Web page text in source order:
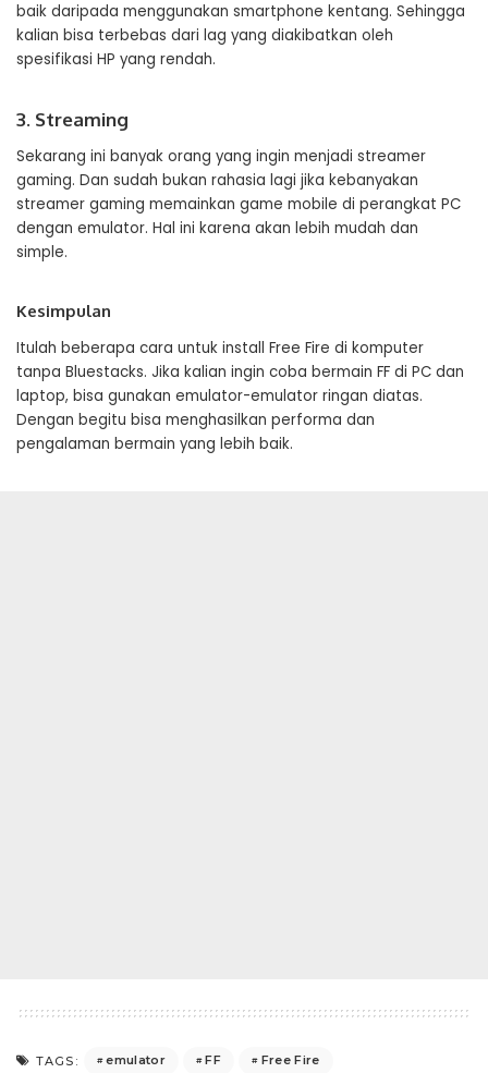
baik daripada menggunakan smartphone kentang. Sehingga
kalian bisa terbebas dari lag yang diakibatkan oleh
spesifikasi HP yang rendah.
3. Streaming
Sekarang ini banyak orang yang ingin menjadi streamer
gaming. Dan sudah bukan rahasia lagi jika kebanyakan
streamer gaming memainkan game mobile di perangkat PC
dengan emulator. Hal ini karena akan lebih mudah dan
simple.
Kesimpulan
Itulah beberapa cara untuk install Free Fire di komputer
tanpa Bluestacks. Jika kalian ingin coba bermain FF di PC dan
laptop, bisa gunakan emulator-emulator ringan diatas.
Dengan begitu bisa menghasilkan performa dan
pengalaman bermain yang lebih baik.
TAGS: emulator FF Free Fire